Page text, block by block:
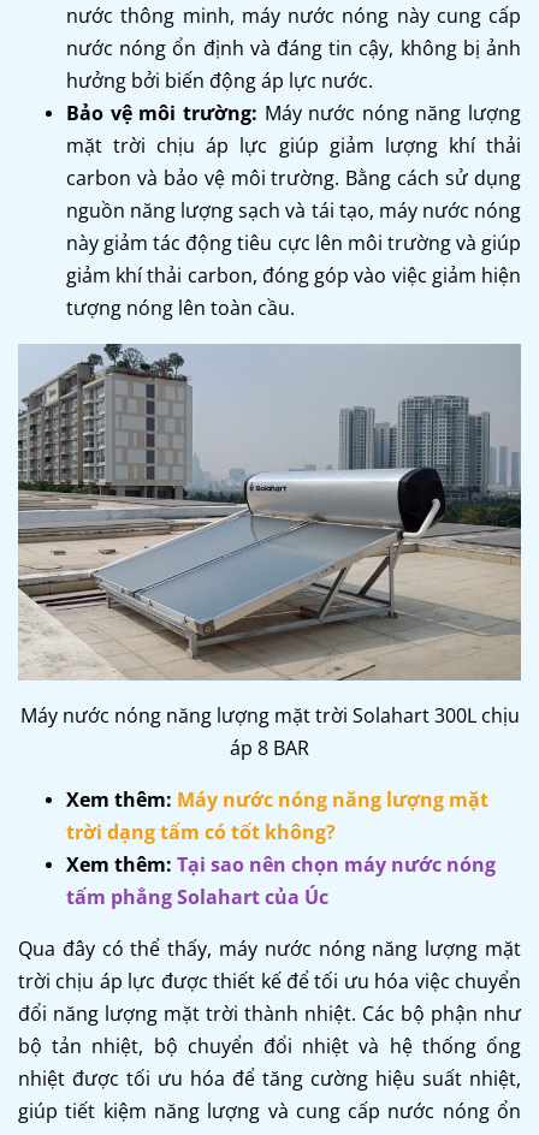
nước thông minh, máy nước nóng này cung cấp
nước nóng ổn định và đáng tin cậy, không bị ảnh
hưởng bởi biến động áp lực nước.
Bảo vệ môi trường: Máy nước nóng năng lượng
mặt trời chịu áp lực giúp giảm lượng khí thải
carbon và bảo vệ môi trường. Bằng cách sử dụng
nguồn năng lượng sạch và tái tạo, máy nước nóng
này giảm tác động tiêu cực lên môi trường và giúp
giảm khí thải carbon, đóng góp vào việc giảm hiện
tượng nóng lên toàn cầu.
Máy nước nóng năng lượng mặt trời Solahart 300L chịu
áp 8 BAR
Xem thêm: Máy nước nóng năng lượng mặt
trời dạng tấm có tốt không?
Xem thêm: Tại sao nên chọn máy nước nóng
tấm phẳng Solahart của Úc
Qua đây có thể thấy, máy nước nóng năng lượng mặt
trời chịu áp lực được thiết kế để tối ưu hóa việc chuyển
đổi năng lượng mặt trời thành nhiệt. Các bộ phận như
bộ tản nhiệt, bộ chuyển đổi nhiệt và hệ thống ống
nhiệt được tối ưu hóa để tăng cường hiệu suất nhiệt,
giúp tiết kiệm năng lượng và cung cấp nước nóng ổn